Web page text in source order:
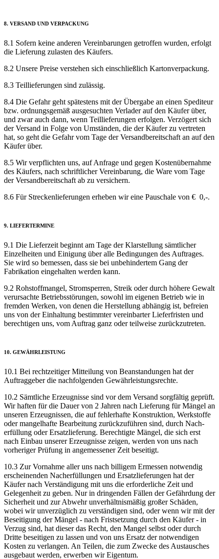
8. VERSAND UND VERPACKUNG
8.1 Sofern keine anderen Verein­barungen getroffen wurden, erfolgt
die Lieferung zulasten des Käufers.
8.2 Unsere Preise verstehen sich einschließlich Karton­verpackung.
8.3 Teillieferungen sind zulässig.
8.4 Die Gefahr geht spätestens mit der Übergabe an einen Spediteur
bzw. ordnungs­gemäß ausgesuchten Verlader auf den Käufer über,
und zwar auch dann, wenn Teil­lieferungen erfolgen. Verzögert sich
der Versand in Folge von Umständen, die der Käufer zu vertreten
hat, so geht die Gefahr vom Tage der Versandbereitschaft an auf den
Käufer über.
8.5 Wir verpflichten uns, auf Anfrage und gegen Kosten­übernahme
des Käufers, nach schriftlicher Vereinbarung, die Ware vom Tage
der Versand­bereit­schaft ab zu versichern.
8.6 Für Strecken­lieferungen erheben wir eine Pauschale von € 0,-.
9. LIEFER­TERMINE
9.1 Die Lieferzeit beginnt am Tage der Klarstellung sämtlicher
Einzelheiten und Einigung über alle Bedingungen des Auftrages.
Sie wird so bemessen, dass sie bei unbehindertem Gang der
Fabrikation eingehalten werden kann.
9.2 Rohstoffmangel, Stromsperren, Streik oder durch höhere Gewalt
verursachte Betriebs­störungen, sowohl im eigenen Betrieb wie in
fremden Werken, von denen die Herstellung abhängig ist, befreien
uns von der Einhaltung bestimmter vereinbarter Liefer­fristen und
berechtigen uns, vom Auftrag ganz oder teilweise zurückzutreten.
10. GEWÄHR­LEISTUNG
10.1 Bei rechtzeitiger Mitteilung von Bean­standungen hat der
Auftrag­geber die nachfolgenden Gewähr­leistungs­rechte.
10.2 Sämtliche Erzeugnisse sind vor dem Versand sorgfältig geprüft.
Wir haften für die Dauer von 2 Jahren nach Lieferung für Mängel an
unseren Erzeugnissen, die auf fehlerhafte Konstruktion, Werkstoffe
oder mangel­hafte Bearbeitung zurück­zuführen sind, durch Nach­
erfüllung oder Ersatz­lieferung. Berechtigte Mängel, die sich erst
nach Einbau unserer Erzeugnisse zeigen, werden von uns nach
vorheriger Prüfung in angemessener Zeit beseitigt.
10.3 Zur Vornahme aller uns nach billigem Ermessen notwendig
erscheinenden Nach­erfüllungen und Ersatz­lieferungen hat der
Käufer nach Verständigung mit uns die erforderliche Zeit und
Gelegenheit zu geben. Nur in dringenden Fällen der Gefährdung der
Sicherheit und zur Abwehr unver­hältnismäßig großer Schäden,
wobei wir unverzüglich zu verständigen sind, oder wenn wir mit der
Beseitigung der Mängel - nach Fristsetzung durch den Käufer - in
Verzug sind, hat dieser das Recht, den Mangel selbst oder durch
Dritte beseitigen zu lassen und von uns Ersatz der notwendigen
Kosten zu verlangen. An Teilen, die zum Zwecke des Austausches
ausgebaut werden, erwerben wir Eigentum.